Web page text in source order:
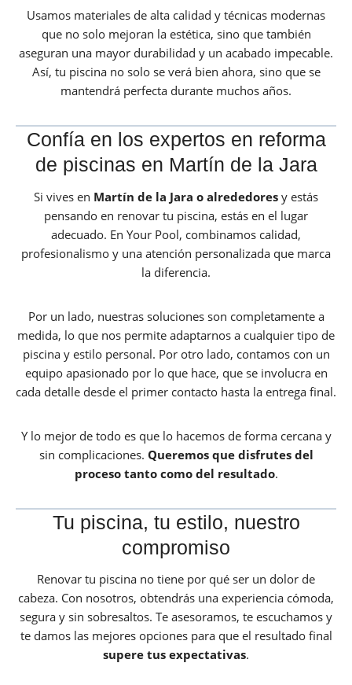
Usamos materiales de alta calidad y técnicas modernas
que no solo mejoran la estética, sino que también
aseguran una mayor durabilidad y un acabado impecable.
Así, tu piscina no solo se verá bien ahora, sino que se
mantendrá perfecta durante muchos años.
Confía en los expertos en reforma
de piscinas en Martín de la Jara
Si vives en Martín de la Jara o alrededores y estás
pensando en renovar tu piscina, estás en el lugar
adecuado. En Your Pool, combinamos calidad,
profesionalismo y una atención personalizada que marca
la diferencia.
Por un lado, nuestras soluciones son completamente a
medida, lo que nos permite adaptarnos a cualquier tipo de
piscina y estilo personal. Por otro lado, contamos con un
equipo apasionado por lo que hace, que se involucra en
cada detalle desde el primer contacto hasta la entrega final.
Y lo mejor de todo es que lo hacemos de forma cercana y
sin complicaciones. Queremos que disfrutes del
proceso tanto como del resultado.
Tu piscina, tu estilo, nuestro
compromiso
Renovar tu piscina no tiene por qué ser un dolor de
cabeza. Con nosotros, obtendrás una experiencia cómoda,
segura y sin sobresaltos. Te asesoramos, te escuchamos y
te damos las mejores opciones para que el resultado final
supere tus expectativas.